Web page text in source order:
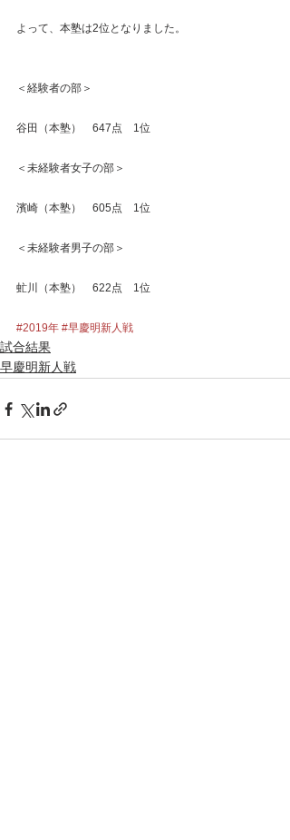
よって、本塾は2位となりました。
＜経験者の部＞
谷田（本塾）　647点　1位
＜未経験者女子の部＞
濱崎（本塾）　605点　1位
＜未経験者男子の部＞
虻川（本塾）　622点　1位
#2019年 #早慶明新人戦
試合結果
早慶明新人戦